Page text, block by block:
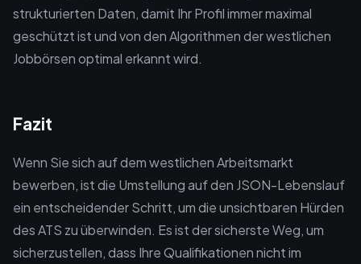
strukturierten Daten, damit Ihr Profil immer maximal
geschützt ist und von den Algorithmen der westlichen
Jobbörsen optimal erkannt wird.
Fazit
Wenn Sie sich auf dem westlichen Arbeitsmarkt
bewerben, ist die Umstellung auf den JSON-Lebenslauf
ein entscheidender Schritt, um die unsichtbaren Hürden
des ATS zu überwinden. Es ist der sicherste Weg, um
sicherzustellen, dass Ihre Qualifikationen nicht im